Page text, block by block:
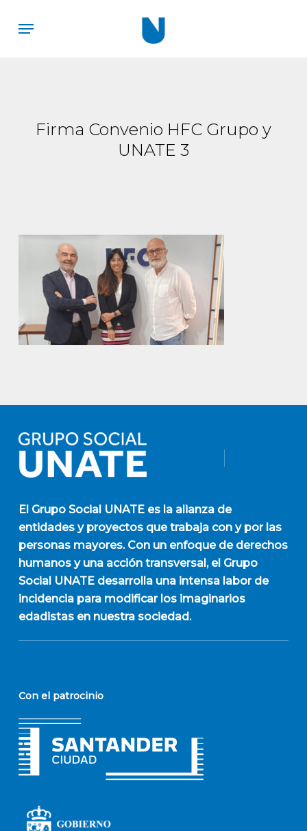
Menu
Firma Convenio HFC Grupo y
UNATE 3
El Grupo Social UNATEes la alianza de
entidades y proyectos que trabaja con y por las
personas mayores. Con un enfoque de derechos
humanos y una acción transversal, el Grupo
Social UNATE desarrolla una intensa labor de
incidencia para modificar los imaginarios
edadistas en nuestra sociedad.
Con el patrocinio